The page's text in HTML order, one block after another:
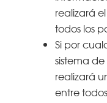
realizará
todos los
Si por
sistema
realizará
entre